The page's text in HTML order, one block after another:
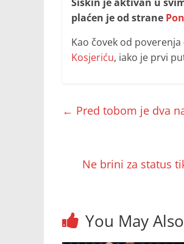
plaćen je od strane
Kao čovek od
Kosjeriću, iako je prvi
← Pred tobom je dva
Ne brini za status
You May